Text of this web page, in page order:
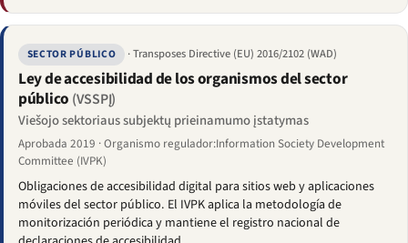
SECTOR PÚBLICO · Transposes Directive (EU) 2016/2102 (WAD)
Ley de accesibilidad de los organismos del sector
público (VSSPĮ)
Viešojo sektoriaus subjektų prieinamumo įstatymas
Aprobada 2019 · Organismo regulador:Information Society Development
Committee (IVPK)
Obligaciones de accesibilidad digital para sitios web y aplicaciones
móviles del sector público. El IVPK aplica la metodología de
monitorización periódica y mantiene el registro nacional de